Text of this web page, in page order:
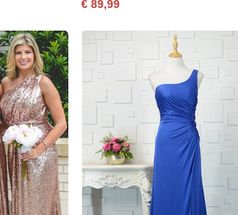
€ 89,99